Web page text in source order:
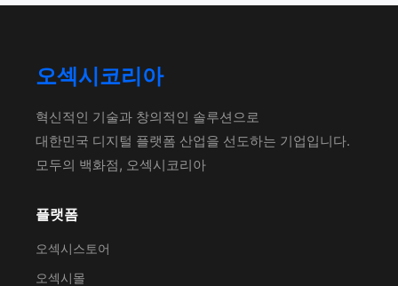
오섹시코리아
혁신적인 기술과 창의적인 솔루션으로
대한민국 디지털 플랫폼 산업을 선도하는 기업입니다.
모두의 백화점, 오섹시코리아
플랫폼
오섹시스토어
오섹시몰